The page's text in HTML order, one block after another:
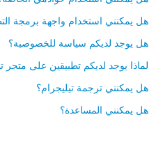
هل يمكنني استخدام واجهة برمجة
هل يوجد لديكم سياسة للخصوصية؟
لماذا يوجد لديكم تطبيقين على متجر
هل يمكنني ترجمة تيليجرام؟
هل يمكنني المساعدة؟